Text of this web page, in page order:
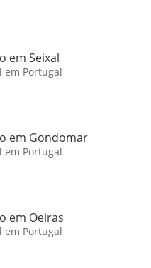
em Seixal
em Portugal
em Gondomar
em Portugal
em Oeiras
em Portugal